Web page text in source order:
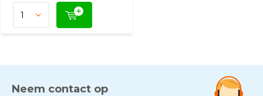
Neem contact op